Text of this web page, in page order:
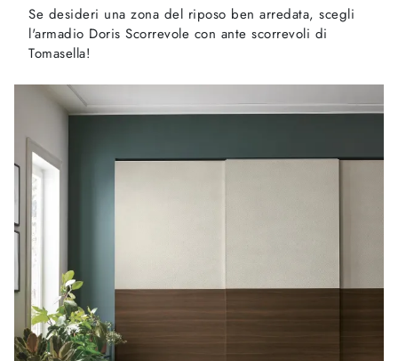
Se desideri una zona del riposo ben arredata, scegli
l'armadio Doris Scorrevole con ante scorrevoli di
Tomasella!